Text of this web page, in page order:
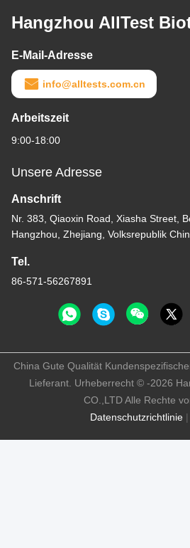
Hangzhou AllTest
E-Mail-Adresse
info@alltests.com.cn
Arbeitszeit
9:00-18:00
Unsere Adresse
Anschrift
Nr. 383, Qiaoxin Road, Xiasha Street,
Hangzhou, Zhejiang, Volksrepublik
Tel.
86-571-56267891
Datenschutzrichtlinie|
China Gute Qualität
Lieferant. Urheberrecht © -2026
CO.,LTD Alle Rechte